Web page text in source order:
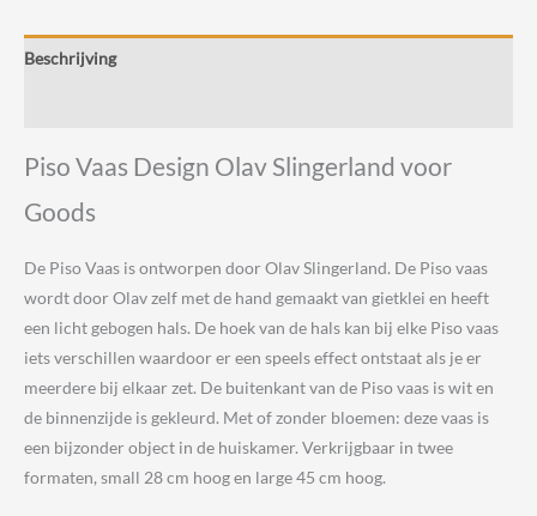
voor
Goods
Beschrijving
Piso Vaas Design Olav Slingerland voor
Goods
De Piso Vaas is ontworpen door Olav Slingerland. De Piso vaas
wordt door Olav zelf met de hand gemaakt van gietklei en heeft
een licht gebogen hals. De hoek van de hals kan bij elke Piso vaas
iets verschillen waardoor er een speels effect ontstaat als je er
meerdere bij elkaar zet. De buitenkant van de Piso vaas is wit en
de binnenzijde is gekleurd. Met of zonder bloemen: deze vaas is
een bijzonder object in de huiskamer. Verkrijgbaar in twee
formaten, small 28 cm hoog en large 45 cm hoog.